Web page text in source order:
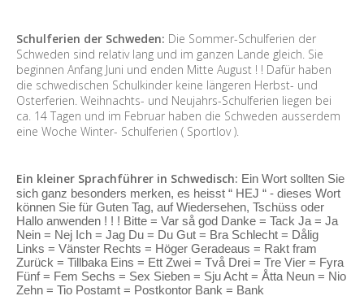
Schulferien der Schweden: Die Sommer-Schulferien der
Schweden sind relativ lang und im ganzen Lande gleich. Sie
beginnen Anfang Juni und enden Mitte August ! ! Dafür haben
die schwedischen Schulkinder keine längeren Herbst- und
Osterferien. Weihnachts- und Neujahrs-Schulferien liegen bei
ca. 14 Tagen und im Februar haben die Schweden ausserdem
eine Woche Winter- Schulferien ( Sportlov ).
Ein kleiner Sprachführer in Schwedisch: Ein Wort sollten Sie
sich ganz besonders merken, es heisst “ HEJ “ - dieses Wort
können Sie für Guten Tag, auf Wiedersehen, Tschüss oder
Hallo anwenden ! ! ! Bitte = Var så god Danke = Tack Ja = Ja
Nein = Nej Ich = Jag Du = Du Gut = Bra Schlecht = Dålig
Links = Vänster Rechts = Höger Geradeaus = Rakt fram
Zurück = Tillbaka Eins = Ett Zwei = Två Drei = Tre Vier = Fyra
Fünf = Fem Sechs = Sex Sieben = Sju Acht = Åtta Neun = Nio
Zehn = Tio Postamt = Postkontor Bank = Bank